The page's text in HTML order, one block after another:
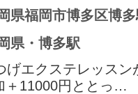
県福岡市博多区博
県・博多駅
エクステレッスン
＋11000円ととっ…